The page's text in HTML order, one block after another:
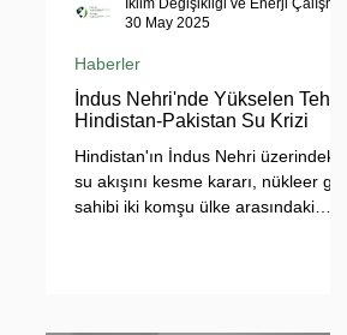
İndus Nehri'nde Yükselen Tehdit:
Hindistan-Pakistan Su Krizi
Hindistan'ın İndus Nehri üzerindeki
su akışını kesme kararı, nükleer güç
sahibi iki komşu ülke arasındaki
Haberler
30 May 2025